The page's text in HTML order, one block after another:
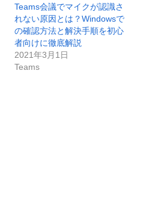
Teams会議でマイクが認識さ
れない原因とは？Windowsで
の確認方法と解決手順を初心
者向けに徹底解説
2021年3月1日
Teams